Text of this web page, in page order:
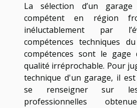
La sélection d’un
compétent en région
inéluctablement par
compétences techniques
compétences sont le gage
qualité irréprochable. Pour
technique d'un garage, il est
se renseigner sur les
professionnelles